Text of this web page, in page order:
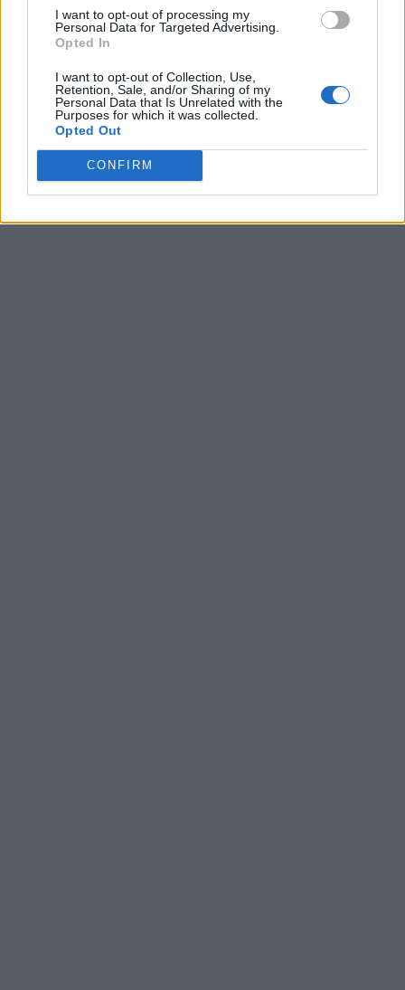
I want to opt-out of processing my
Personal Data for Targeted Advertising.
Opted In
I want to opt-out of Collection, Use,
Retention, Sale, and/or Sharing of my
Personal Data that Is Unrelated with the
Purposes for which it was collected.
Opted Out
CONFIRM